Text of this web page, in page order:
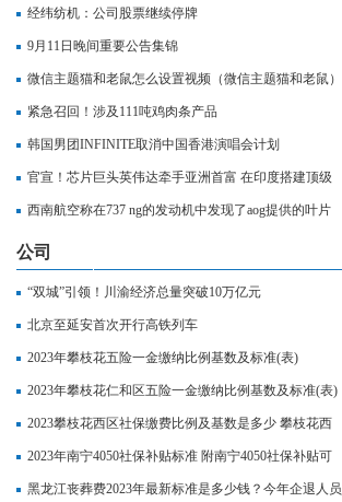
经纬纺机：公司股票继续停牌
9月11日晚间重要公告集锦
微信主题猫和老鼠怎么设置视频（微信主题猫和老鼠）
紧急召回！涉及111吨鸡肉条产品
韩国男团INFINITE取消中国香港演唱会计划
官宣！芯片巨头英伟达牵手亚洲首富 在印度搭建顶级
超算、炼制本土大模型
西南航空称在737 ng的发动机中发现了aog提供的叶片
公司
“双城”引领！川渝经济总量突破10万亿元
北京至延安首次开行高铁列车
2023年攀枝花五险一金缴纳比例基数及标准(表)
2023年攀枝花仁和区五险一金缴纳比例基数及标准(表)
2023攀枝花西区社保缴费比例及基数是多少 攀枝花西
区社保缴费标准表
2023年南宁4050社保补贴标准 附南宁4050社保补贴可
以享受几年
黑龙江丧葬费2023年最新标准是多少钱？今年企退人员